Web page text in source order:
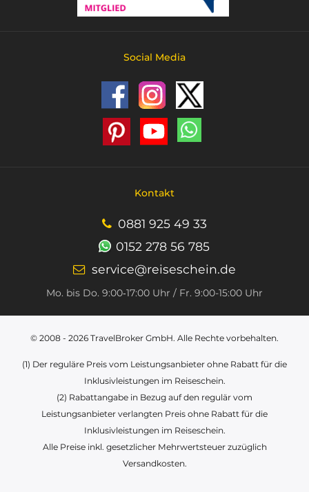
Social Media
Kontakt
0881 925 49 33
0152 278 56 785
service@reiseschein.de
Mo. bis Do. 9:00‑17:00 Uhr / Fr. 9:00-15:00 Uhr
© 2008 - 2026 TravelBroker GmbH. Alle Rechte vorbehalten.
(1) Der reguläre Preis vom Leistungsanbieter ohne Rabatt für die
Inklusivleistungen im Reiseschein.
(2) Rabattangabe in Bezug auf den regulär vom
Leistungsanbieter verlangten Preis ohne Rabatt für die
Inklusivleistungen im Reiseschein.
Alle Preise inkl. gesetzlicher Mehrwertsteuer zuzüglich
Versandkosten.